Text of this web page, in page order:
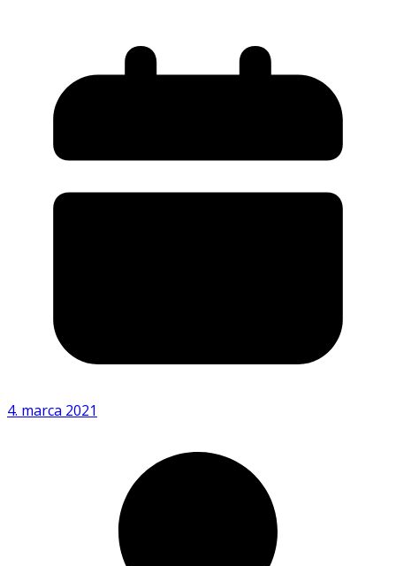
4. marca 2021